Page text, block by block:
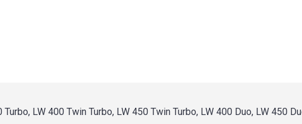
LW 400 Twin Turbo, LW 450 Twin Turbo, LW 400 Duo, LW 450